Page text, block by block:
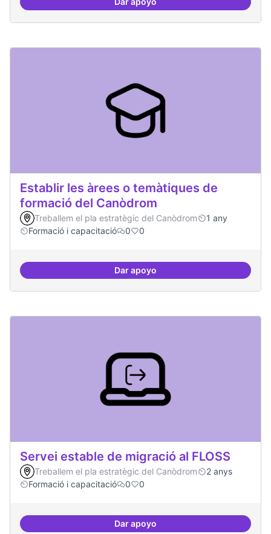
Relació equilibrada entre
Establir les àrees o temàtiques de
formació del Canòdrom
Treballem el pla estratègic del Canòdrom
1 any
Formació i capacitació
0 0
Dar apoyoEstablir les àrees o temàtiques
Servei estable de migració al FLOSS
Treballem el pla estratègic del Canòdrom
2 anys
Formació i capacitació
0 0
Dar apoyoServei estable de migració al